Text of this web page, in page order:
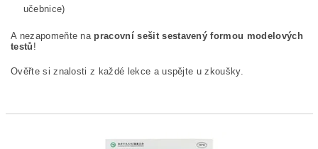
učebnice)
A nezapomeňte na pracovní sešit sestavený formou modelových
testů !
Ověřte si znalosti z každé lekce a uspějte u zkoušky.